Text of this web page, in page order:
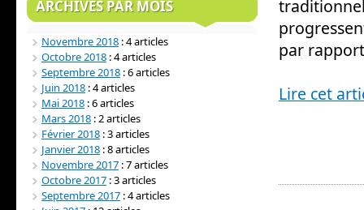
par
Lire cet
ARCHIVES PAR MOIS
Novembre 2018 : 4 articles
Octobre 2018 : 4 articles
Septembre 2018 : 6 articles
Juin 2018 : 4 articles
Mai 2018 : 6 articles
Mars 2018 : 2 articles
Février 2018 : 3 articles
Janvier 2018 : 8 articles
Novembre 2017 : 7 articles
Octobre 2017 : 3 articles
Septembre 2017 : 4 articles